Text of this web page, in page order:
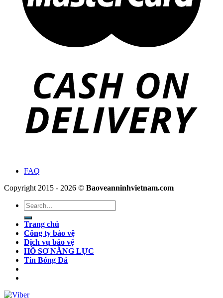
FAQ
Copyright 2015 - 2026 © Baoveanninhvietnam.com
Search
for:
Trang chủ
Công ty bảo vệ
Dịch vụ bảo vệ
HỒ SƠ NĂNG LỰC
Tin Bóng Đá